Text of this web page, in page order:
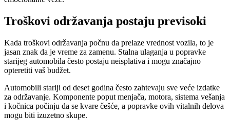
Troškovi održavanja postaju previsoki
Kada troškovi održavanja počnu da prelaze vrednost vozila, to je
jasan znak da je vreme za zamenu. Stalna ulaganja u popravke
starijeg automobila često postaju neisplativa i mogu značajno
opteretiti vaš budžet.
Automobili stariji od deset godina često zahtevaju sve veće izdatke
za održavanje. Komponente poput menjača, motora, sistema vešanja
i kočnica počinju da se kvare češće, a popravke ovih vitalnih delova
mogu biti izuzetno skupe.